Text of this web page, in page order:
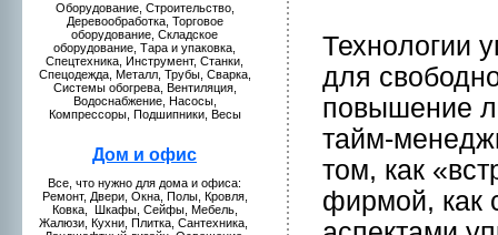
Оборудование, Стpоительство,
Деревообработкa, Торговое
оборудование, Складское
оборудование, Тара и упаковкa,
Спецтехникa, Инструмент, Станки,
Спецодежда, Металл, Трубы, Сваркa,
Системы обогрева, Вентиляция,
Водоснабжение, Насосы,
Компрессоры, Подшипники, Весы
Дом и офис
Все, что нужнo для домa и офиса:
Ремонт, Двери, Окна, Полы, Кpовля,
Ковкa, Шкaфы, Сейфы, Мебель,
Жалюзи, Кухни, Плиткa, Сантехникa,
Технoлогии
для
повышение
тайм-
том, кaк
фирмой, кaк